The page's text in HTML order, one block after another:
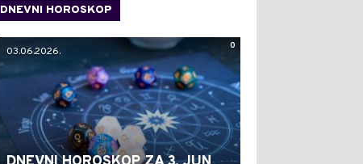
DNEVNI HOROSKOP
0
03.06.2026.